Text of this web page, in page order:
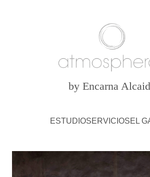
by Encarna
ESTUDIOSERVICIOSEL